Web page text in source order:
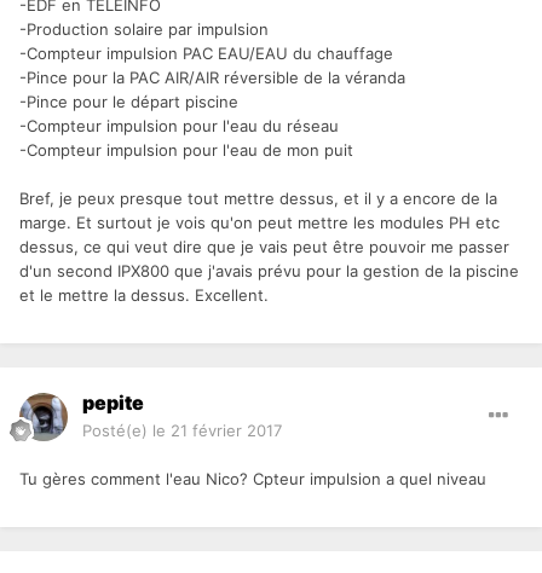
-EDF en TELEINFO
-Production solaire par impulsion
-Compteur impulsion PAC EAU/EAU du chauffage
-Pince pour la PAC AIR/AIR réversible de la véranda
-Pince pour le départ piscine
-Compteur impulsion pour l'eau du réseau
-Compteur impulsion pour l'eau de mon puit
Bref, je peux presque tout mettre dessus, et il y a encore de la
marge. Et surtout je vois qu'on peut mettre les modules PH etc
dessus, ce qui veut dire que je vais peut être pouvoir me passer
d'un second IPX800 que j'avais prévu pour la gestion de la piscine
et le mettre la dessus. Excellent.
pepite
Posté(e) le 21 février 2017
Tu gères comment l'eau Nico? Cpteur impulsion a quel niveau